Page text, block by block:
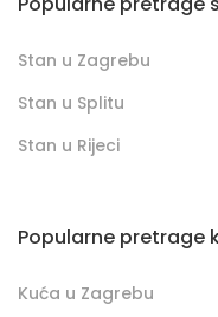
Stan u Zagrebu
Stan u Splitu
Stan u Rijeci
Popularne pretrage
Kuća u Zagrebu